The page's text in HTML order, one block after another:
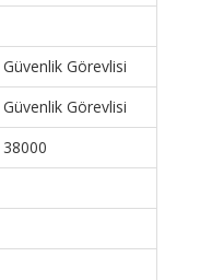
Güvenlik Görevlisi
Güvenlik Görevlisi
38000